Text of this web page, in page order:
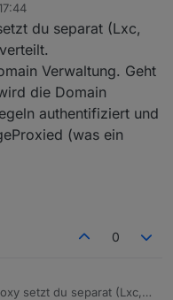
meine NC mit Apache
ich erst auf Nginx
einen Manager auch für
VPN wäre
Lösung allerdings sind wir
eine mit Android
nicht bekannt das es so
verwendest, welchen
du dann und was spricht
du separat (Lxc,
Verwaltung. Geht
die Domain
authentifiziert und
(was ein
0
setzt du separat (Lxc,